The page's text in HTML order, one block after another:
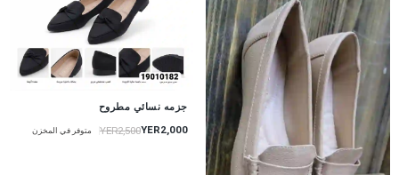
جزمه نسائي مطروح
YER2,000
YER2,500 متوفر في المخزن